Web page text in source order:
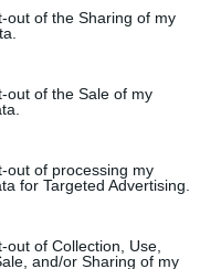
out of the Sharing of my
out of the Sale of my
out of processing my
for Targeted Advertising.
out of Collection, Use,
and/or Sharing of my
ha ripreso il suo